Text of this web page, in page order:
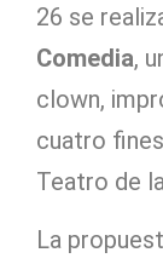
26 se
Comedia,
clown,
cuatro
Teatro de
La